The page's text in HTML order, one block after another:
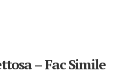
– Fac Simile